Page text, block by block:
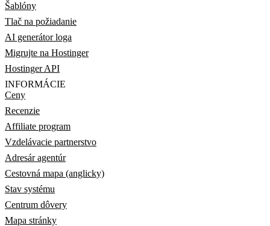
Šablóny
Tlač na požiadanie
AI generátor loga
Migrujte na Hostinger
Hostinger API
INFORMÁCIE
Ceny
Recenzie
Affiliate program
Vzdelávacie partnerstvo
Adresár agentúr
Cestovná mapa (anglicky)
Stav systému
Centrum dôvery
Mapa stránky